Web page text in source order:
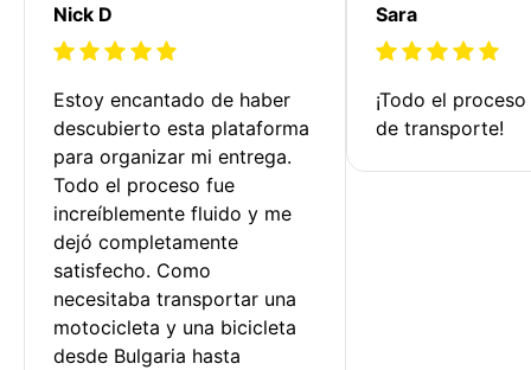
Nick D
Estoy encantado de haber
descubierto esta plataforma
para organizar mi entrega.
Todo el proceso fue
increíblemente fluido y me
dejó completamente
satisfecho. Como
necesitaba transportar una
motocicleta y una bicicleta
desde Bulgaria hasta
Sara
¡Todo el
de transporte!